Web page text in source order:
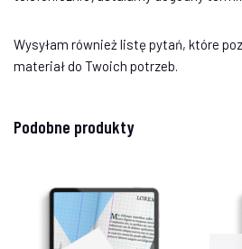
Wysyłam również listę pytań, które
materiał do Twoich potrzeb.
Podobne produkty